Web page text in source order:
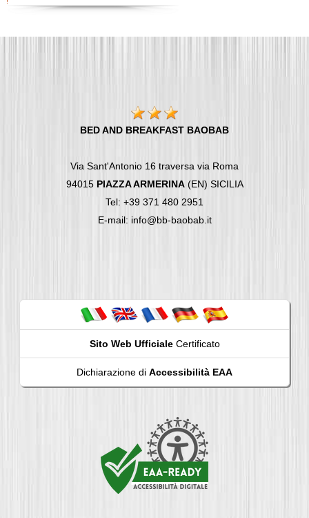
BED AND BREAKFAST BAOBAB
Via Sant'Antonio 16 traversa via Roma
94015 PIAZZA ARMERINA(EN) SICILIA
Tel: +39 371 480 2951
E-mail: info@bb-baobab.it
Sito Web UfficialeCertificato
Dichiarazione di Accessibilità EAA